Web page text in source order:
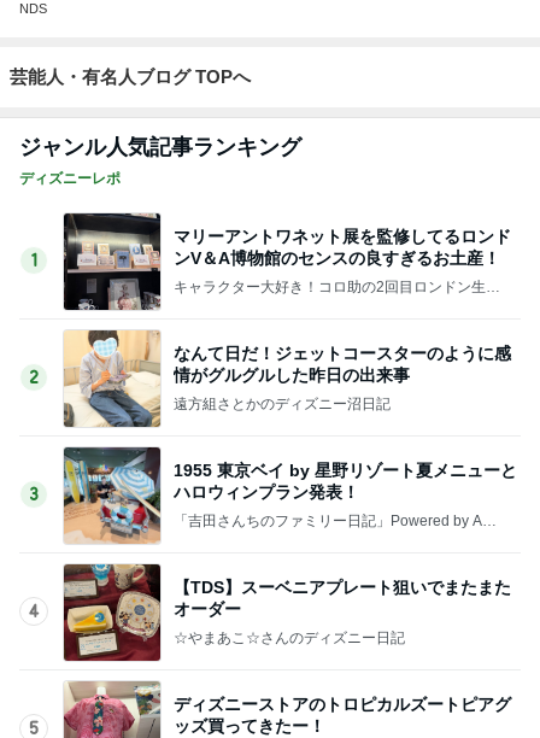
NDS
芸能人・有名人ブログ TOPへ
ジャンル人気記事ランキング
ディズニーレポ
1
マリーアントワネット展を監修してるロンド
ンV＆A博物館のセンスの良すぎるお土産！
キャラクター大好き！コロ助の2回目ロンドン生活
2
なんて日だ！ジェットコースターのように感
情がグルグルした昨日の出来事
遠方組さとかのディズニー沼日記
3
1955 東京ベイ by 星野リゾート夏メニューと
ハロウィンプラン発表！
「吉田さんちのファミリー日記」Powered by Ame
4
【TDS】スーベニアプレート狙いでまたまた
オーダー
☆やまあこ☆さんのディズニー日記
5
ディズニーストアのトロピカルズートピアグ
ッズ買ってきたー！